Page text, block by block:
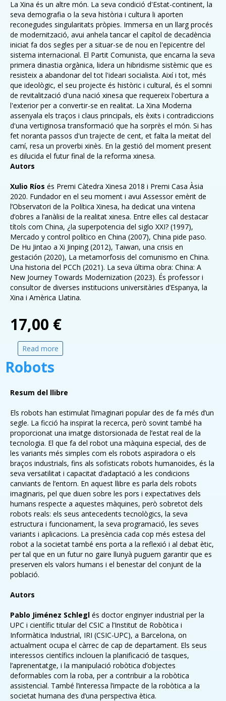
La Xina és un altre món. La seva condició d'Estat-continent, la
seva demografia o la seva història i cultura li aporten
reconegudes singularitats pròpies. Immersa en un llarg procés
de modernització, avui anhela tancar el capítol de decadència
iniciat fa dos segles per a situar-se de nou en l'epicentre del
sistema internacional. El Partit Comunista, que encarna la seva
primera dinastia orgànica, lidera un hibridisme sistèmic que es
resisteix a abandonar del tot l'ideari socialista. Així i tot, més
que ideològic, el seu projecte és històric i cultural, és el somni
de revitalització d'una nació xinesa que requereix l'obertura a
l'exterior per a convertir-se en realitat. La Xina Moderna
assenyala els traços i claus principals, els èxits i contradiccions
d'una vertiginosa transformació que ha sorprès el món. Si has
fet noranta passos d'un trajecte de cent, et falta la meitat del
camí, resa un proverbi xinès. En la gestió del moment present
es dilucida el futur final de la reforma xinesa.
Autors
Xulio Ríos és Premi Càtedra Xinesa 2018 i Premi Casa Àsia
2020. Fundador en el seu moment i avui Assessor emèrit de
l’Observatori de la Política Xinesa, ha dedicat una vintena
d’obres a l’anàlisi de la realitat xinesa. Entre elles cal destacar
títols com China, ¿la superpotencia del siglo XXI? (1997),
Mercado y control político en China (2007), China pide paso.
De Hu Jintao a Xi Jinping (2012), Taiwan, una crisis en
gestación (2020), La metamorfosis del comunismo en China.
Una historia del PCCh (2021). La seva última obra: China: A
New Journey Towards Modernization (2023). És professor i
consultor de diverses institucions universitàries d’Espanya, la
Xina i Amèrica Llatina.
17,00 €
Read more
Robots
Resum del llibre
Els robots han estimulat l’imaginari popular des de fa més d’un
segle. La ficció ha inspirat la recerca, però sovint també ha
proporcionat una imatge distorsionada de l’estat real de la
tecnologia. El que fa del robot una màquina especial, des de
les variants més simples com els robots aspiradora o els
braços industrials, fins als sofisticats robots humanoides, és la
seva versatilitat i capacitat d’adaptació a les condicions
canviants de l’entorn. En aquest llibre es parla dels robots
imaginaris, pel que diuen sobre les pors i expectatives dels
humans respecte a aquestes màquines, però sobretot dels
robots reals: els seus antecedents tecnològics, la seva
estructura i funcionament, la seva programació, les seves
variants i aplicacions. La presència cada cop més estesa del
robot a la societat també ens porta a la reflexió i al debat ètic,
per tal que en un futur no gaire llunyà puguem garantir que es
preserven els valors humans i el benestar del conjunt de la
població.
Autors
Pablo Jiménez Schlegl és doctor enginyer industrial per la
UPC i científic titular del CSIC a l’Institut de Robòtica i
Informàtica Industrial, IRI (CSIC-UPC), a Barcelona, on
actualment ocupa el càrrec de cap de departament. Els seus
interessos científics inclouen la planificació de tasques,
l’aprenentatge, i la manipulació robòtica d’objectes
deformables com la roba, per a contribuir a la robòtica
assistencial. També l’interessa l’impacte de la robòtica a la
societat humana des d’una perspectiva ètica.